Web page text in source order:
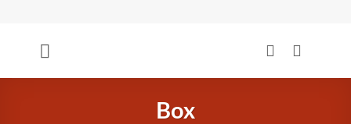
springen
Box